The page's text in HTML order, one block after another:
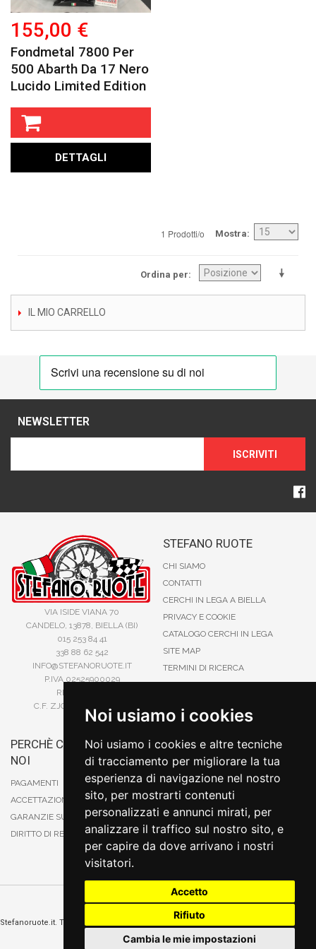
Noi usiamo i cookies
Noi usiamo i cookies e altre tecniche
di tracciamento per migliorare la tua
esperienza di navigazione nel nostro
sito, per mostrarti contenuti
personalizzati e annunci mirati, per
analizzare il traffico sul nostro sito, e
per capire da dove arrivano i nostri
visitatori.
Accetto
Rifiuto
Cambia le mie impostazioni
155,00 €
Fondmetal 7800 Per
500 Abarth Da 17 Nero
Lucido Limited Edition
DETTAGLI
1 Prodotti/o Mostra
Ordina per
IL MIO CARRELLO
NEWSLETTER
ISCRIVITI
VIA ISIDE VIANA 70
CANDELO, 13878, BIELLA (BI)
015 253 84 41
338 88 62 542
INFO@STEFANORUOTE.IT
P.IVA 02525900029
REA BI193453
C.F. ZJOSFN73H14A859X
STEFANO RUOTE
CHI SIAMO
CONTATTI
CERCHI IN LEGA A BIELLA
PRIVACY E COOKIE
CATALOGO CERCHI IN LEGA
SITE MAP
TERMINI DI RICERCA
PERCHÈ COMPRARE DA
NOI
PAGAMENTI
ACCETTAZIONE DEGLI ORDINI
GARANZIE SUI PRODOTTI
DIRITTO DI RECESSO
BONIFICO
CARTA DI CREDITO
PAYPAL
CONTRASSEGNO
POSTEPAY
Cambia preferenze sui cookie
Stefanoruote.it. Tutti i diritti riservati. E' vietata la riproduzione anche parziali. Prezzi e
Thomas Schiavello - Sviluppatore Software Biella